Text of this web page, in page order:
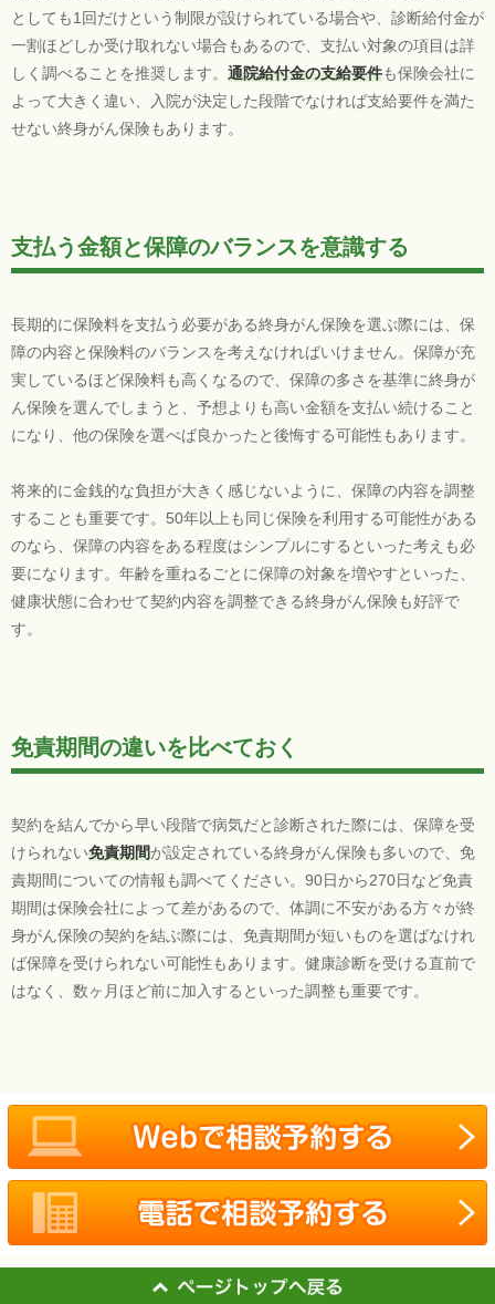
としても1回だけという制限が設けられている場合や、診断給付金が
一割ほどしか受け取れない場合もあるので、支払い対象の項目は詳
しく調べることを推奨します。 通院給付金の支給要件も保険会社に
よって大きく違い、入院が決定した段階でなければ支給要件を満た
せない終身がん保険もあります。
支払う金額と保障のバランスを意識する
長期的に保険料を支払う必要がある終身がん保険を選ぶ際には、保
障の内容と保険料のバランスを考えなければいけません。保障が充
実しているほど保険料も高くなるので、保障の多さを基準に終身が
ん保険を選んでしまうと、予想よりも高い金額を支払い続けること
になり、他の保険を選べば良かったと後悔する可能性もあります。
将来的に金銭的な負担が大きく感じないように、保障の内容を調整
することも重要です。50年以上も同じ保険を利用する可能性がある
のなら、保障の内容をある程度はシンプルにするといった考えも必
要になります。年齢を重ねるごとに保障の対象を増やすといった、
健康状態に合わせて契約内容を調整できる終身がん保険も好評で
す。
免責期間の違いを比べておく
契約を結んでから早い段階で病気だと診断された際には、保障を受
けられない免責期間が設定されている終身がん保険も多いので、免
責期間についての情報も調べてください。90日から270日など免責
期間は保険会社によって差があるので、体調に不安がある方々が終
身がん保険の契約を結ぶ際には、免責期間が短いものを選ばなけれ
ば保障を受けられない可能性もあります。健康診断を受ける直前で
はなく、数ヶ月ほど前に加入するといった調整も重要です。